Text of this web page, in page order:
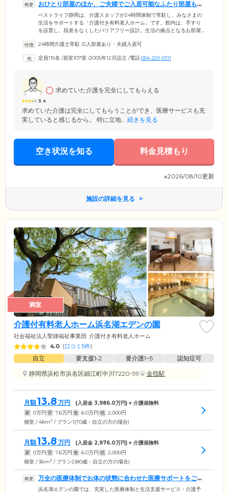
おひとり部屋のほか、ご夫婦でご入居可能なふたり部屋もご
用意しました
ベストライフ静岡は、介護スタッフが24時間体制で常駐し、みなさまの
生活をサポートする「介護付き有料老人ホーム」です。館内は、手すり
を設置し、段差をなくしたバリアフリー設計。生活の拠点となるお部屋
た。各お部屋には車いす対応のトイレを備えており、ご自分のペースで
ルを設置。呼び出しがあれば、スタッフが昼夜問わず駆けつけ、対応し
24時間介護士常駐 /2人部屋あり・夫婦入居可
定員115名 /居室107室 /2005年12月設立 /電話054-201-0111
3.4
求めていた介護を完全にしてもらえる
求めていた介護は完全にしてもらうことができ、医療サービスも充
実していると感じるから。 特に立地... 続きを見る
空き状況を知る 料金見積もり
※2026/08/10更新
施設の詳細を見る
満室
介護付有料老人ホーム浜名湖エデンの園
社会福祉法人聖隷福祉事業団 介護付き有料老人ホーム
4.0 (口コミ5件)
自立 要支援1•2 要介護1~5
認知症可
静岡県浜松市浜名区細江町中川7220-99
金指駅
月額13.8 万円 (入居金 3,986.0万円) + 介護保険料
家 0万円 管 7.6万円 食 6.0万円 他 2,000円
個室 / 48m2 / プラン1(70歳・自立の方の場合)
月額13.8 万円 (入居金 2,976.0万円) + 介護保険料
家 0万円 管 7.6万円 食 6.0万円 他 2,000円
個室 / 36m2 / プラン2(80歳・自立の方の場合)
万全の医療体制でお体の状態に合わせた医療サポートをご提
供します
浜名湖エデンの園では、充実した医療体制と生活支援サービス・介護予